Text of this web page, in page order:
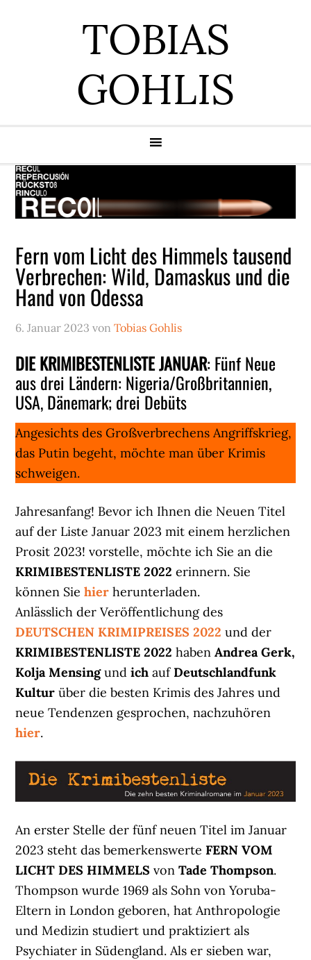
TOBIAS
GOHLIS
Fern vom Licht des Himmels tausend
Verbrechen: Wild, Damaskus und die
Hand von Odessa
6. Januar 2023 vonTobias Gohlis
DIE KRIMIBESTENLISTE JANUAR: Fünf Neue
aus drei Ländern: Nigeria/Großbritannien,
USA, Dänemark; drei Debüts
Angesichts des Großverbrechens Angriffskrieg,
das Putin begeht, möchte man über Krimis
schweigen.
Jahresanfang! Bevor ich Ihnen die Neuen Titel
auf der Liste Januar 2023 mit einem herzlichen
Prosit 2023! vorstelle, möchte ich Sie an die
KRIMIBESTENLISTE 2022erinnern. Sie
können Siehierherunterladen.
Anlässlich der Veröffentlichung des
DEUTSCHEN KRIMIPREISES 2022 und der
KRIMIBESTENLISTE 2022habenAndrea Gerk,
Kolja MensingundichaufDeutschlandfunk
Kulturüber die besten Krimis des Jahres und
neue Tendenzen gesprochen, nachzuhören
hier.
An erster Stelle der fünf neuen Titel im Januar
2023 steht das bemerkenswerte FERN VOM
LICHT DES HIMMELS vonTade Thompson.
Thompson wurde 1969 als Sohn von Yoruba-
Eltern in London geboren, hat Anthropologie
und Medizin studiert und praktiziert als
Psychiater in Südengland. Als er sieben war,